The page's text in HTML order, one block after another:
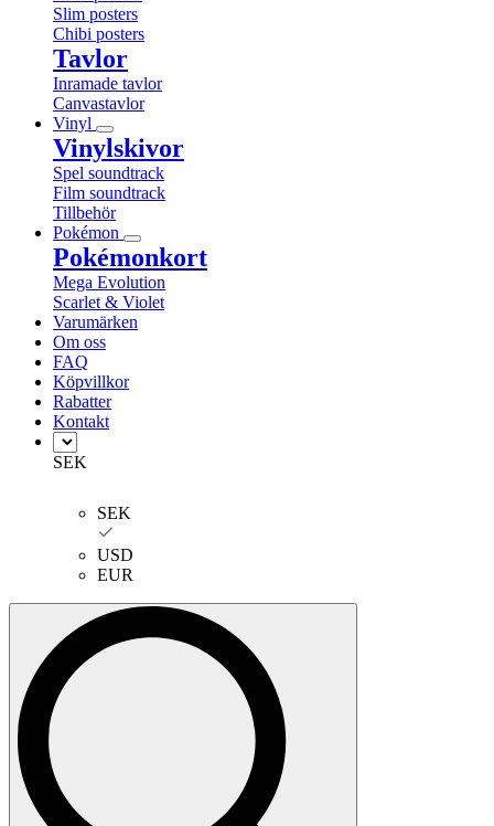
Slim posters
Chibi posters
Tavlor
Inramade tavlor
Canvastavlor
Vinyl
Vinylskivor
Spel soundtrack
Film soundtrack
Tillbehör
Pokémon
Pokémonkort
Mega Evolution
Scarlet & Violet
Varumärken
Om oss
FAQ
Köpvillkor
Rabatter
Kontakt
SEK
SEK
USD
EUR